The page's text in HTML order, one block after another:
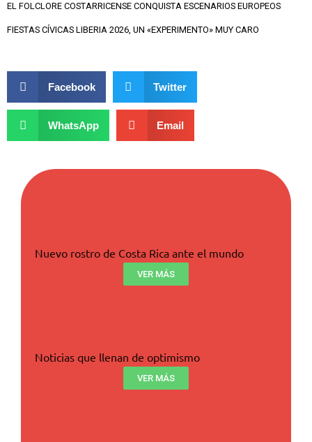
EL FOLCLORE COSTARRICENSE CONQUISTA ESCENARIOS EUROPEOS
FIESTAS CÍVICAS LIBERIA 2026, UN «EXPERIMENTO» MUY CARO
Facebook Twitter
WhatsApp Email
Nuevo rostro de Costa Rica ante el mundo
VER MÁS
Noticias que llenan de optimismo
VER MÁS